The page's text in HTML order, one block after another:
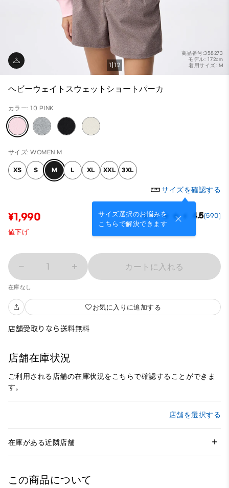
商品番号:358273
モデル: 172cm
着用サイズ: M
1 12
ヘビーウェイトスウェットショートパーカ
カラー: 10 PINK
サイズ: WOMEN M
XS S M L XL XXL 3XL
サイズを確認する
サイズ選択のお悩みを
こちらで解決できます
¥1,990 4.5(590)
値下げ
1 カートに入れる
在庫なし
お気に入りに追加する
店舗受取りなら送料無料
店舗在庫状況
ご利用される店舗の在庫状況をこちらで確認することができま
す。
店舗を選択する
在庫がある近隣店舗
この商品について